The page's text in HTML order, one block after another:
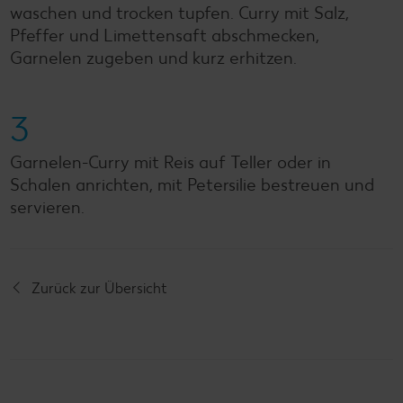
waschen und trocken tupfen. Curry mit Salz,
Pfeffer und Limettensaft abschmecken,
Garnelen zugeben und kurz erhitzen.
3
Garnelen-Curry mit Reis auf Teller oder in
Schalen anrichten, mit Petersilie bestreuen und
servieren.
Zurück zur Übersicht